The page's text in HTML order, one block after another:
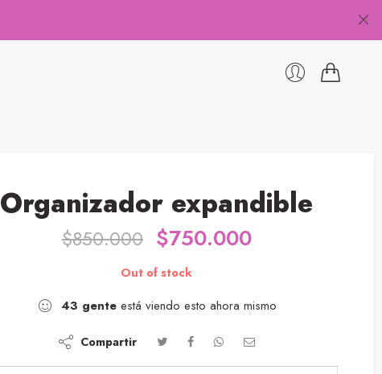
Organizador expandible
$850.000 $750.000
Out of stock
43 genteestá viendo esto ahora mismo
Compartir